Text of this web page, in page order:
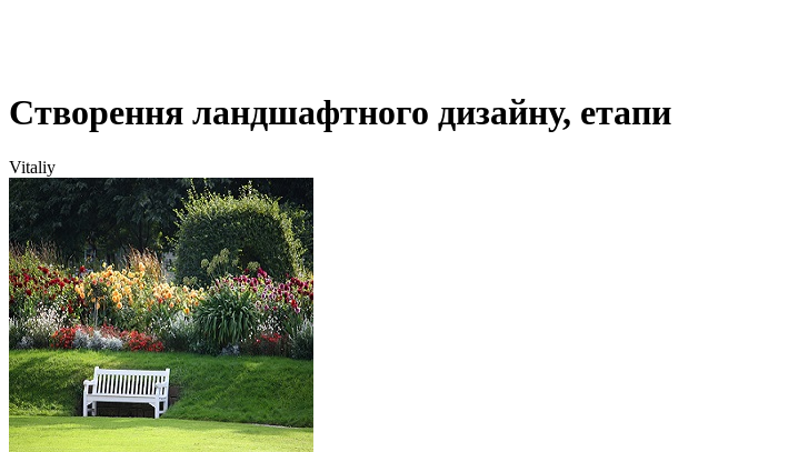
Створення ландшафтного дизайну, етапи
Vitaliy